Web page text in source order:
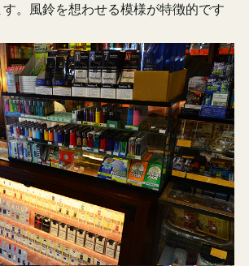
。風鈴を想わせる模様が特徴的です